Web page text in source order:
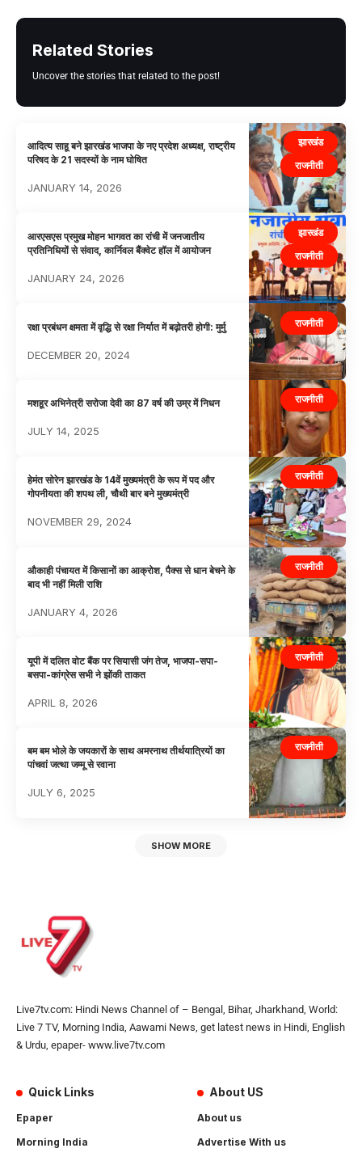
Related Stories
Uncover the stories that related to the post!
झारखंड
राजनीती
आदित्य साहू बने झारखंड भाजपा के नए प्रदेश अध्यक्ष, राष्ट्रीय
परिषद के 21 सदस्यों के नाम घोषित
JANUARY 14, 2026
झारखंड
राजनीती
आरएसएस प्रमुख मोहन भागवत का रांची में जनजातीय
प्रतिनिधियों से संवाद, कार्निवल बैंक्वेट हॉल में आयोजन
JANUARY 24, 2026
राजनीती
रक्षा प्रबंधन क्षमता में वृद्धि से रक्षा निर्यात में बढ़ोतरी होगी: मुर्मु
DECEMBER 20, 2024
राजनीती
मशहूर अभिनेत्री सरोजा देवी का 87 वर्ष की उम्र में निधन
JULY 14, 2025
राजनीती
हेमंत सोरेन झारखंड के 14वें मुख्यमंत्री के रूप में पद और
गोपनीयता की शपथ ली, चौथी बार बने मुख्यमंत्री
NOVEMBER 29, 2024
राजनीती
औकाही पंचायत में किसानों का आक्रोश, पैक्स से धान बेचने के
बाद भी नहीं मिली राशि
JANUARY 4, 2026
राजनीती
यूपी में दलित वोट बैंक पर सियासी जंग तेज, भाजपा-सपा-
बसपा-कांग्रेस सभी ने झोंकी ताकत
APRIL 8, 2026
राजनीती
बम बम भोले के जयकारों के साथ अमरनाथ तीर्थयात्रियों का
पांचवां जत्था जम्मू से रवाना
JULY 6, 2025
SHOW MORE
Live7tv.com: Hindi News Channel of – Bengal, Bihar, Jharkhand, World:
Live 7 TV, Morning India, Aawami News, get latest news in Hindi, English
& Urdu, epaper- www.live7tv.com
Quick Links
Epaper
Morning India
About US
About us
Advertise With us